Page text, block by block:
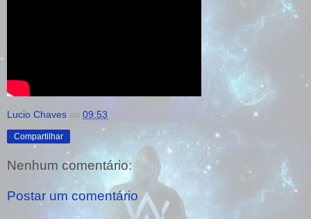
Lucio Chaves às 09:53
Compartilhar
Nenhum comentário:
Postar um comentário